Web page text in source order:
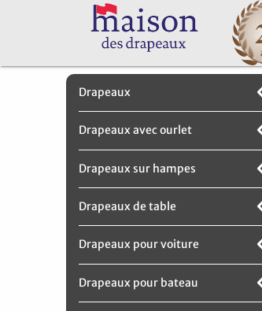
Drapeaux
Drapeaux avec ourlet
Drapeaux sur hampes
Drapeaux de table
Drapeaux pour voiture
Drapeaux pour bateau